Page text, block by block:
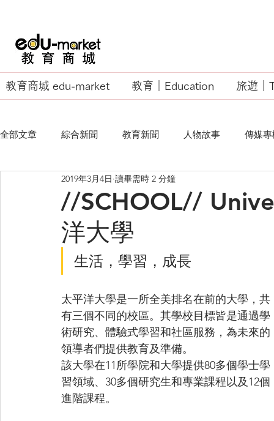
教育商城 edu-market 教育｜Education 旅遊｜
全部文章 綜合新聞 教育新聞 人物故事 傳媒
EU Business School
//SCHOOL//
洋大學
2019年3月4日 讀畢需時 2 分鐘
生活，學習，成長
太平洋大學是一所全美排名在前的大學，共
有三個不同的校區。其學校目標皆是通過學
術研究、體驗式學習和社區服務，為未來的
領導者們提供教育及準備。
該大學在11所學院和大學提供80多個學士學
習領域、30多個研究生和專業課程以及12個
進階課程。